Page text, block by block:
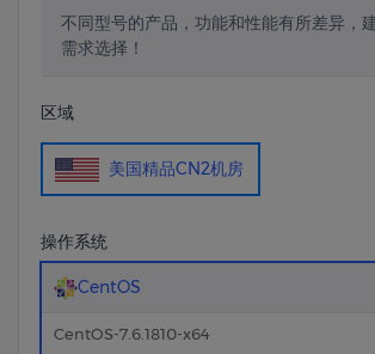
不同型号的产品，功能和性能有所差异，
需求选择！
区域
美国精品CN2机房
操作系统
CentOS
CentOS-7.6.1810-x64